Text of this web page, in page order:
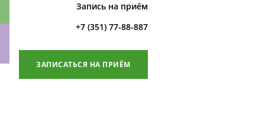
Запись на приём
+7 (351) 77-88-887
ЗАПИСАТЬСЯ НА ПРИЁМ